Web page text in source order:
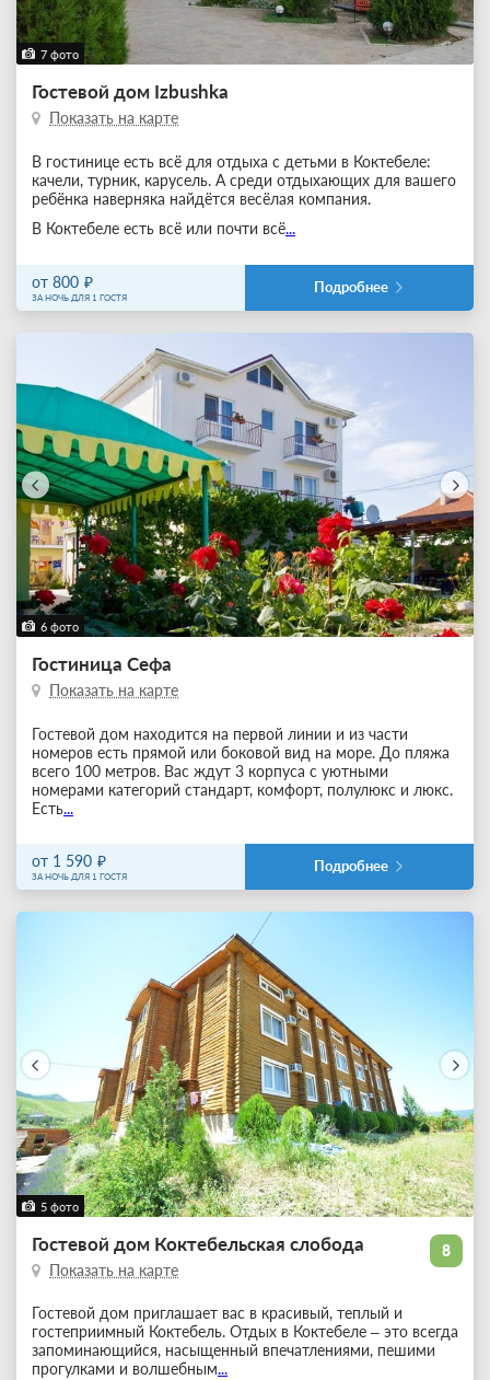
7 фото
Гостевой дом Izbushka
Показать на карте
В гостинице есть всё для отдыха с детьми в Коктебеле:
качели, турник, карусель. А среди отдыхающих для вашего
ребёнка наверняка найдётся весёлая компания.
В Коктебеле есть всё или почти всё...
от 800
ЗА НОЧЬ ДЛЯ 1 ГОСТЯ
Подробнее
6 фото
Гостиница Сефа
Показать на карте
Гостевой дом находится на первой линии и из части
номеров есть прямой или боковой вид на море. До пляжа
всего 100 метров. Вас ждут 3 корпуса с уютными
номерами категорий стандарт, комфорт, полулюкс и люкс.
Есть...
от 1 590
ЗА НОЧЬ ДЛЯ 1 ГОСТЯ
Подробнее
5 фото
8
Гостевой дом Коктебельская слобода
Показать на карте
Гостевой дом приглашает вас в красивый, теплый и
гостеприимный Коктебель. Отдых в Коктебеле – это всегда
запоминающийся, насыщенный впечатлениями, пешими
прогулками и волшебным...